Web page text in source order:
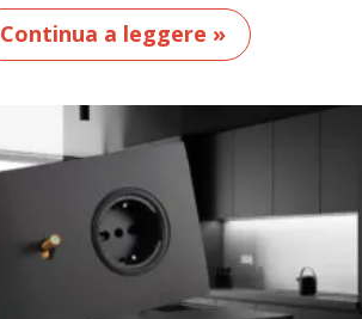
Continua a leggere »